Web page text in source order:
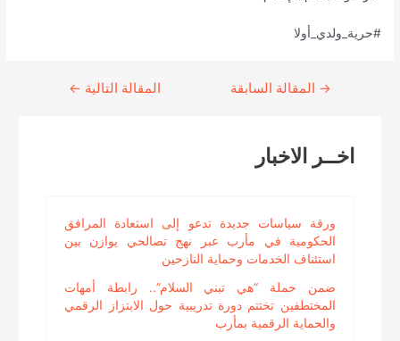
#حرية_ولدي_أولا
Continue
→ المقالة السابقة المقالة التالية ←
اخــر الاخبار
ورقة سياسات جديدة تدعو إلى استعادة المرافق
الحكومية في مأرب عبر نهج تصالحي يوازن بين
استئناف الخدمات وحماية النازحين
ضمن حملة “هي تبني السلام”.. رابطة أمهات
المختطفين تختتم دورة تدريبية حول الابتزاز الرقمي
والحماية الرقمية بمأرب